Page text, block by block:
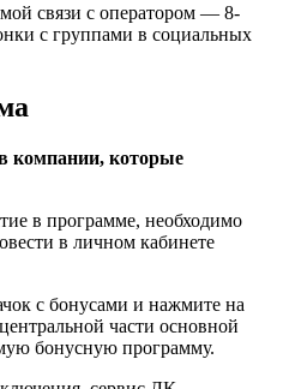
связи с оператором — 8-
с группами в социальных
компании, которые
в программе, необходимо
в личном кабинете
с бонусами и нажмите на
части основной
бонусную программу.